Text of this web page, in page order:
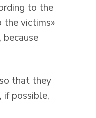
to the
the victims»
that they
if possible,